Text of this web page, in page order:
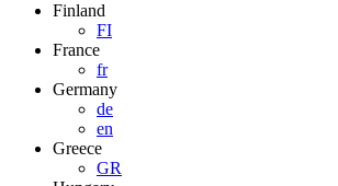
Finland
FI
France
fr
Germany
de
en
Greece
GR